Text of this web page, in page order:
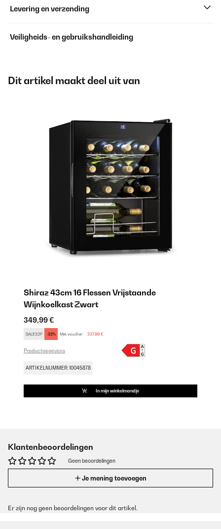
Levering en verzending
Veiligheids- en gebruikshandleiding
Dit artikel maakt deel uit van
Shiraz 43cm 16 Flessen Vrijstaande
Wijnkoelkast Zwart
349,99 €
SALE32P -32% Met voucher: 237,99 €
Productgegevens
ARTIKELNUMMER: 10045878
In mijn winkelmandje
Klantenbeoordelingen
Geen beoordelingen
Je mening toevoegen
Er zijn nog geen beoordelingen voor dit artikel.